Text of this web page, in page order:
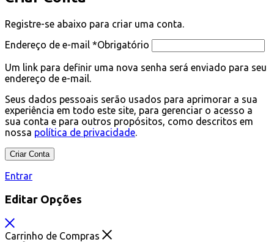
Registre-se abaixo para criar uma conta.
Endereço de e-mail *Obrigatório
Um link para definir uma nova senha será enviado para seu
endereço de e-mail.
Seus dados pessoais serão usados para aprimorar a sua
experiência em todo este site, para gerenciar o acesso a
sua conta e para outros propósitos, como descritos em
nossa política de privacidade.
Criar Conta
Entrar
Editar Opções
Carrinho de Compras